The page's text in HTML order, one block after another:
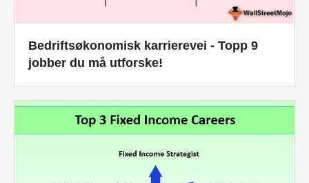
Bedriftsøkonomisk karrierevei - Topp 9
jobber du må utforske!